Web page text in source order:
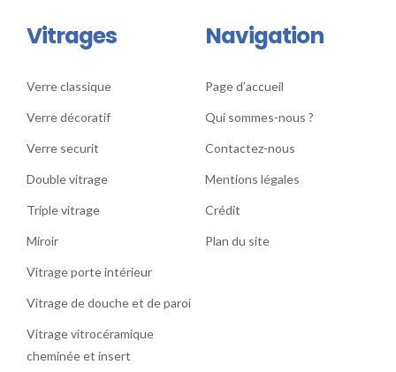
Vitrages
Verre classique
Verre décoratif
Verre securit
Double vitrage
Triple vitrage
Miroir
Vitrage porte intérieur
Vitrage de douche et de paroi
Vitrage vitrocéramique
cheminée et insert
Navigation
Page d’accueil
Qui sommes-nous ?
Contactez-nous
Mentions légales
Crédit
Plan du site